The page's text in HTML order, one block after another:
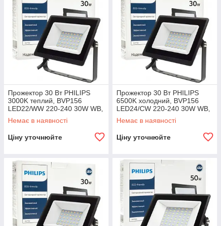
Прожектор 30 Вт PHILIPS
3000K теплий, BVP156
LED22/WW 220-240 30W WB,
світлодіодний 67с, вуличний
Немає в наявності
Ціну уточнюйте
Прожектор 30 Вт PHILIPS
6500K холодний, BVP156
LED24/CW 220-240 30W WB,
світлодіодний 67с, вуличний
Немає в наявності
Ціну уточнюйте